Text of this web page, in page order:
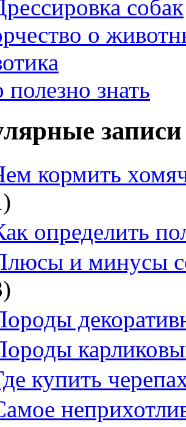
собак
о
полезно знать
записи
кормить
определить
и минусы
купить